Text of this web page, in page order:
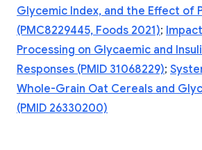
Glycemic Index, and the Effect of
(PMC8229445, Foods 2021);
Processing on Glycaemic and
Responses (PMID 31068229);
Whole-Grain Oat Cereals and
(PMID 26330200)